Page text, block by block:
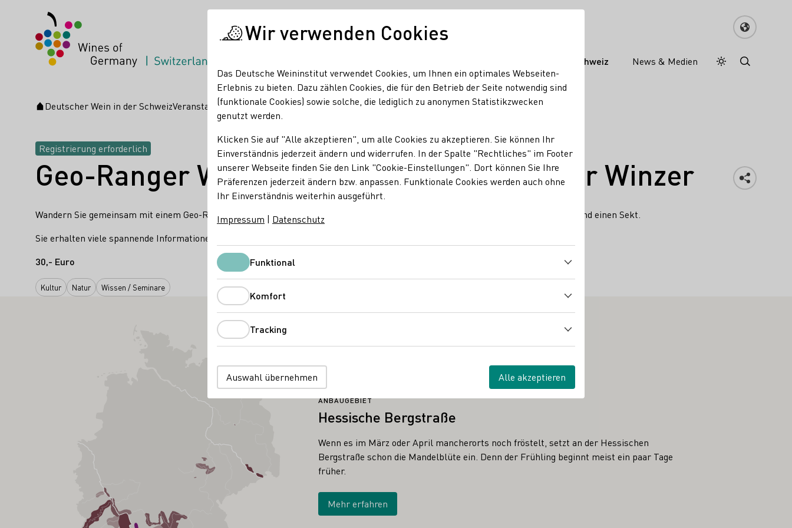
Deutscher Wein in der Schweiz News & Medien Tagesmodus
Nachtmodus
Startseite
Deutscher Wein in der SchweizVeranstaltungenGeo-Ranger Weinwanderung | Bergsträsser Winzer
Geo-Ranger Weinwanderung | Bergsträsser Winzer
Registrierung erforderlich
Wandern Sie gemeinsam mit einem Geo-Ranger entlang des Erlebnispfads Wein & Stein und verkosten Sie währenddessen 3 Weine und einen Sekt.
Sie erhalten viele spannende Informationen zur Geologie, Vielfalt und den Bergsträsser Weinen.
30,- Euro
Kultur Natur Wissen / Seminare
ANBAUGEBIET
Hessische Bergstraße
Wenn es im März oder April mancherorts noch fröstelt, setzt an der Hessischen
Bergstraße schon die Mandelblüte ein. Denn der Frühling beginnt meist ein paar Tage
früher.
Mehr erfahren
Wir verwenden Cookies
Das Deutsche Weininstitut verwendet Cookies, um Ihnen ein optimales Webseiten-
Erlebnis zu bieten. Dazu zählen Cookies, die für den Betrieb der Seite notwendig sind
(funktionale Cookies) sowie solche, die lediglich zu anonymen Statistikzwecken
genutzt werden.
Klicken Sie auf "Alle akzeptieren", um alle Cookies zu akzeptieren. Sie können Ihr
Einverständnis jederzeit ändern und widerrufen. In der Spalte "Rechtliches" im Footer
unserer Webseite finden Sie den Link "Cookie-Einstellungen". Dort können Sie Ihre
Präferenzen jederzeit ändern bzw. anpassen. Funktionale Cookies werden auch ohne
Ihr Einverständnis weiterhin ausgeführt.
Impressum | Datenschutz
FunktionalFunktional
Komfort
Tracking
Auswahl übernehmen Alle akzeptieren